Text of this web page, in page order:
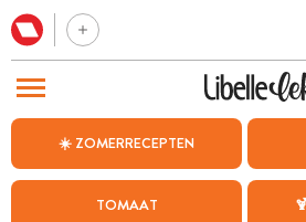
☀️ ZOMERRECEPTEN
TOMAAT
BEZOEK ONZE ANDERE WEBSITES